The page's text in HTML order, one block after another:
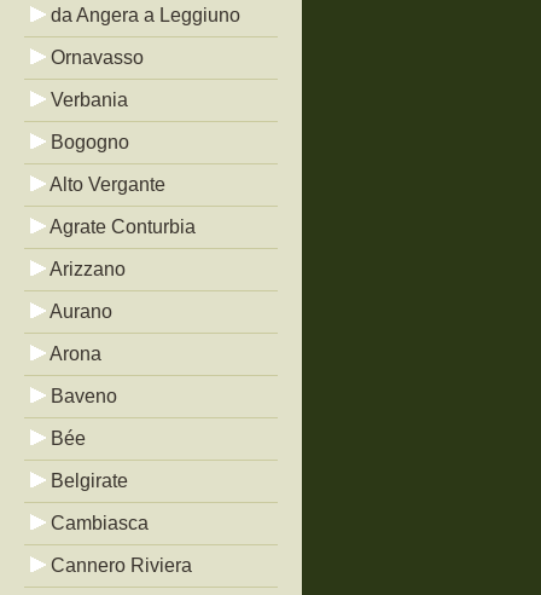
da Angera a Leggiuno
Ornavasso
Verbania
Bogogno
Alto Vergante
Agrate Conturbia
Arizzano
Aurano
Arona
Baveno
Bée
Belgirate
Cambiasca
Cannero Riviera